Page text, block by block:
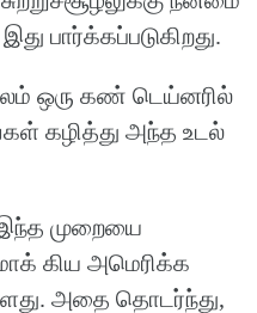
பார்க்கப்படுகிறது.
ஒரு கண் டெய்னரில்
கழித்து அந்த உடல்
முறையை
கிய அமெரிக்க
அதை தொடர்ந்து,